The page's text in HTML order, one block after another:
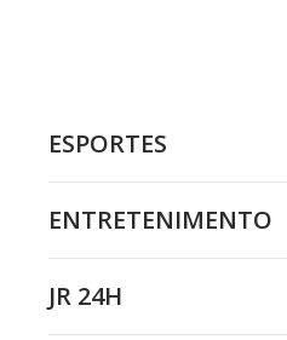
ESPORTES
ENTRETENIMENTO
JR 24H